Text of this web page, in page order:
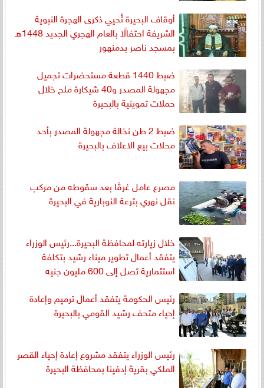
أوقاف البحيرة تُحيي ذكرى الهجرة النبوية
الشريفة احتفالًا بالعام الهجري الجديد 1448هـ
بمسجد ناصر بدمنهور
ضبط 1440 قطعة مستحضرات تجميل
مجهولة المصدر و40 شيكارة ملح خلال
حملات تموينية بالبحيرة
ضبط 2 طن نخالة مجهولة المصدر بأحد
محلات بيع الاعلاف بالبحيرة
مصرع عامل غرقًا بعد سقوطه من مركب
نقل نهري بترعة النوبارية في البحيرة
خلال زيارته لمحافظة البحيرة...رئيس الوزراء
يتفقد أعمال تطوير ميناء رشيد بتكلفة
استثمارية تصل إلى 600 مليون جنيه
رئيس الحكومة يتفقد أعمال ترميم وإعادة
إحياء متحف رشيد القومي بالبحيرة
رئيس الوزراء يتفقد مشروع إعادة إحياء القصر
الملكي بقرية إدفينا بمحافظة البحيرة